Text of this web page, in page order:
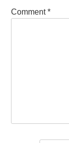
Comment*